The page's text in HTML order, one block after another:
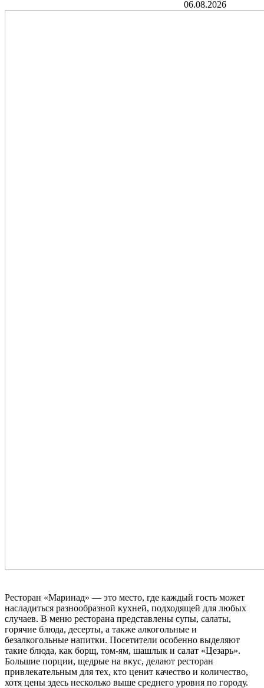
06.08.2026
Ресторан «Маринад» — это место, где каждый гость может
насладиться разнообразной кухней, подходящей для любых
случаев. В меню ресторана представлены супы, салаты,
горячие блюда, десерты, а также алкогольные и
безалкогольные напитки. Посетители особенно выделяют
такие блюда, как борщ, том-ям, шашлык и салат «Цезарь».
Большие порции, щедрые на вкус, делают ресторан
привлекательным для тех, кто ценит качество и количество,
хотя цены здесь несколько выше среднего уровня по городу.